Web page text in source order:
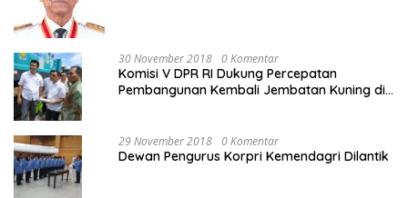
30 November 2018 0 Komentar
Komisi V DPR RI Dukung Percepatan
Pembangunan Kembali Jembatan Kuning di
29 November 2018 0 Komentar
Dewan Pengurus Korpri Kemendagri Dilantik